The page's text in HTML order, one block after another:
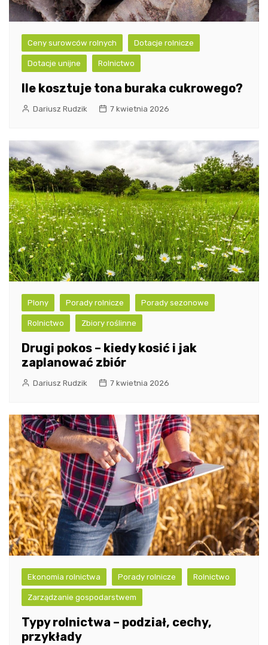
Ceny surowców rolnych Dotacje rolnicze
Dotacje unijne Rolnictwo
Ile kosztuje tona buraka cukrowego?
Dariusz Rudzik 7 kwietnia 2026
Plony Porady rolnicze Porady sezonowe
Rolnictwo Zbiory roślinne
Drugi pokos – kiedy kosić i jak
zaplanować zbiór
Dariusz Rudzik 7 kwietnia 2026
Ekonomia rolnictwa Porady rolnicze Rolnictwo
Zarządzanie gospodarstwem
Typy rolnictwa – podział, cechy,
przykłady